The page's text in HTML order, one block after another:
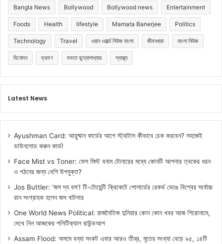
Bangla News Bollywood Bollywood news Entertainment
Foods Health lifestyle Mamata Banerjee Politics
Technology Travel ওয়ান ওয়ার্ল্ড নিউজ বাংলা জীবনধারা বাংলা নিউজ
বিনোদন ভ্রমণ মমতা বন্দ্যোপাধ্যায় স্বাস্থ্য
Latest News
Ayushman Card: আয়ুষ্মান কার্ডের আগে স্ট্যাটাস কীভাবে চেক করবেন? সহজেই
ডাউনলোড করুন কার্ড!
Face Mist vs Toner: ফেস মিস্ট বনাম টোনারের মধ্যে কোনটি আপনার ত্বকের ধরন
ও গঠনের জন্য বেশি উপযুক্ত?
Jos Buttler: ‘জস দ্য বস’! টি-টোয়েন্টি ক্রিকেটে পোলার্ডের রেকর্ড ভেঙে বিশ্বের সর্বোচ্চ
রান সংগ্রাহক হলেন জস বাটলার
One World News Political: রাজনৈতিক দুনিয়ার কোন কোন খবর আজ শিরোনামে,
দেখে নিন আজকের পলিটিক্যাল রাউন্ডআপ
Assam Flood: অসমে বন্যা সংকট এবার আরও তীব্র, মৃতের সংখ্যা বেড়ে ৯৫, ১৪টি